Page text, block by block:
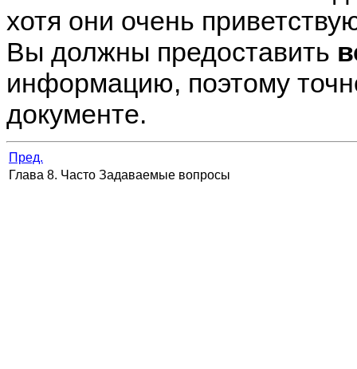
хотя они очень
Вы должны предоставить
информацию, поэтому
документе.
Пред.
Глава 8. Часто Задаваемые вопросы